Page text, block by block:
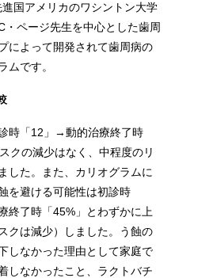
国アメリカのワシントン大学
・ページ先生を中心とした歯周
によって開発されて歯周病の
ムです。
時「12」→動的治療終了時
クの減少はなく、中程度のリ
した。また、カリオグラムに
を避ける可能性は初診時
終了時「45%」とわずかに上
クは減少）しました。う蝕の
しなかった理由として家庭で
しなかったこと、ラクトバチ